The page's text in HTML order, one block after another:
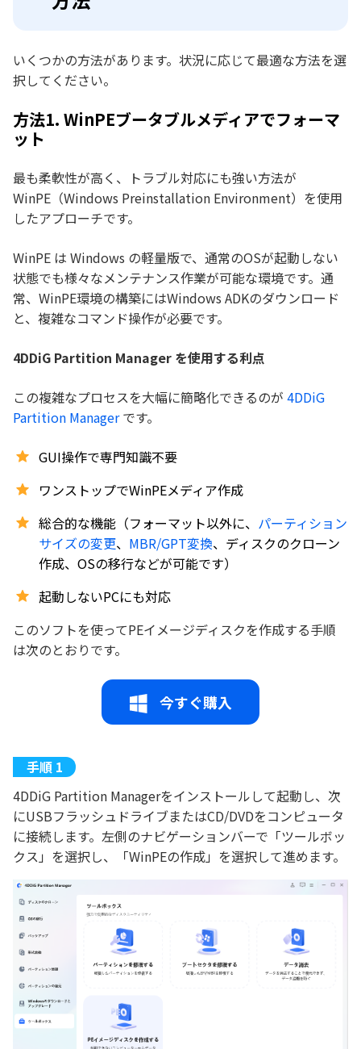
いくつかの方法があります。状況に応じて最適な方法を選
択してください。
方法1. WinPEブータブルメディアでフォーマ
ット
最も柔軟性が高く、トラブル対応にも強い方法が
WinPE（Windows Preinstallation Environment）を使用
したアプローチです。
WinPE は Windows の軽量版で、通常のOSが起動しない
状態でも様々なメンテナンス作業が可能な環境です。通
常、WinPE環境の構築にはWindows ADKのダウンロード
と、複雑なコマンド操作が必要です。
4DDiG Partition Manager を使用する利点
この複雑なプロセスを大幅に簡略化できるのが 4DDiG
Partition Managerです。
GUI操作で専門知識不要
ワンストップでWinPEメディア作成
総合的な機能（フォーマット以外に、 パーティション
サイズの変更、 MBR/GPT変換、ディスクのクローン
作成、OSの移行などが可能です）
起動しないPCにも対応
このソフトを使ってPEイメージディスクを作成する手順
は次のとおりです。
今すぐ購入
4DDiG Partition Managerをインストールして起動し、次
にUSBフラッシュドライブまたはCD/DVDをコンピュータ
に接続します。左側のナビゲーションバーで「ツールボッ
クス」を選択し、「WinPEの作成」を選択して進めます。